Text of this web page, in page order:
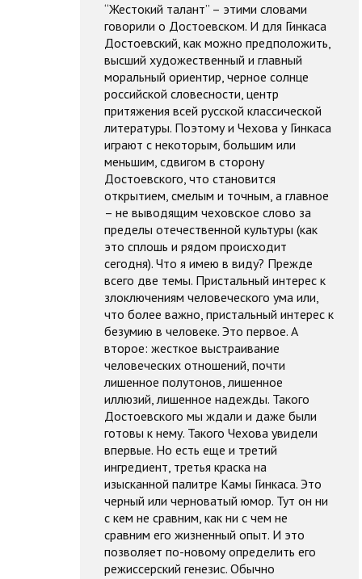
“Жестокий талант” – этими словами
говорили о Достоевском. И для Гинкаса
Достоевский, как можно предположить,
высший художественный и главный
моральный ориентир, черное солнце
российской словесности, центр
притяжения всей русской классической
литературы. Поэтому и Чехова у Гинкаса
играют с некоторым, большим или
меньшим, сдвигом в сторону
Достоевского, что становится
открытием, смелым и точным, а главное
– не выводящим чеховское слово за
пределы отечественной культуры (как
это сплошь и рядом происходит
сегодня). Что я имею в виду? Прежде
всего две темы. Пристальный интерес к
злоключениям человеческого ума или,
что более важно, пристальный интерес к
безумию в человеке. Это первое. А
второе: жесткое выстраивание
человеческих отношений, почти
лишенное полутонов, лишенное
иллюзий, лишенное надежды. Такого
Достоевского мы ждали и даже были
готовы к нему. Такого Чехова увидели
впервые. Но есть еще и третий
ингредиент, третья краска на
изысканной палитре Камы Гинкаса. Это
черный или черноватый юмор. Тут он ни
с кем не сравним, как ни с чем не
сравним его жизненный опыт. И это
позволяет по-новому определить его
режиссерский генезис. Обычно